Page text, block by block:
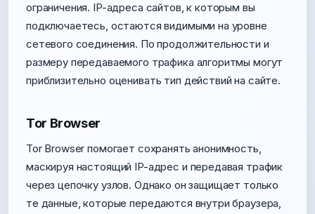
ограничения. IP-адреса сайтов, к которым вы
подключаетесь, остаются видимыми на уровне
сетевого соединения. По продолжительности и
размеру передаваемого трафика алгоритмы могут
приблизительно оценивать тип действий на сайте.
Tor Browser
Tor Browser помогает сохранять анонимность,
маскируя настоящий IP-адрес и передавая трафик
через цепочку узлов. Однако он защищает только
те данные, которые передаются внутри браузера,